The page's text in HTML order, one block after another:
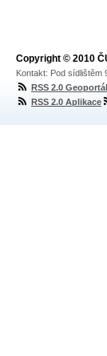
Copyright © 2010
Kontakt: Pod sídlištěm
RSS 2.0
RSS 2.0 Aplikace